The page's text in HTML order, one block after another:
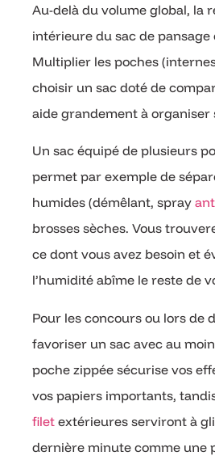
Au-delà du volume global, la
intérieure du sac de pansage
Multiplier les poches
choisir un sac doté de
aide grandement à organiser
Un sac équipé de plusieurs
permet par exemple de
humides (démêlant, spray
brosses sèches. Vous
ce dont vous avez besoin et
l’humidité abîme le reste de
Pour les concours ou lors de
favoriser un sac avec au
poche zippée sécurise vos
vos papiers importants,
filet extérieures serviront à
dernière minute comme une